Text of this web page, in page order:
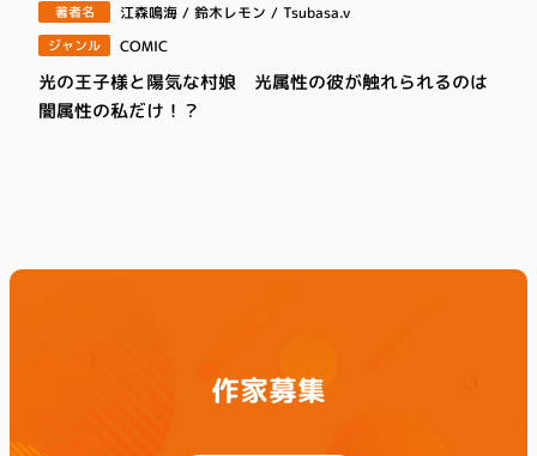
著者名 江森鳴海 / 鈴木レモン / Tsubasa.v
ジャンル COMIC
光の王子様と陽気な村娘 光属性の彼が触れられるのは
闇属性の私だけ！？
作家募集